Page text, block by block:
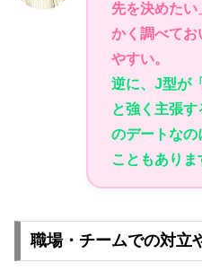
先を決めた
かく調べてお
やすい。
逆に、J型が
と強く主張す
のデートなの
こともありま
職場・チームでの対立